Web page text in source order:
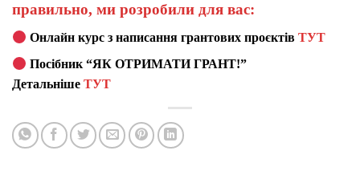
правильно, ми розробили для вас:
Онлайн курс з написання грантових проєктівТУТ
Посібник “ЯК ОТРИМАТИ ГРАНТ!”
Детальніше ТУТ